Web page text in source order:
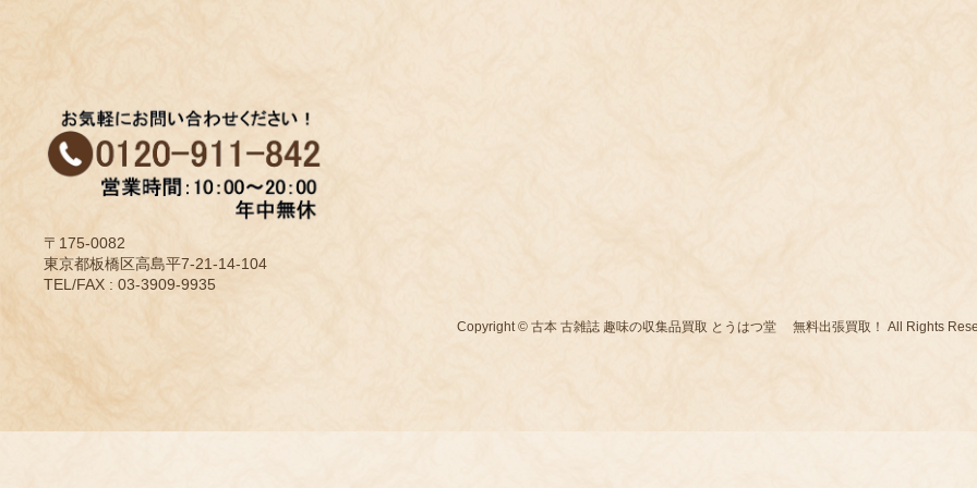
〒175-0082
東京都板橋区高島平7-21-14-104
TEL/FAX : 03-3909-9935
Copyright © 古本 古雑誌 趣味の収集品買取 とうはつ堂 無料出張買取！ All Rights